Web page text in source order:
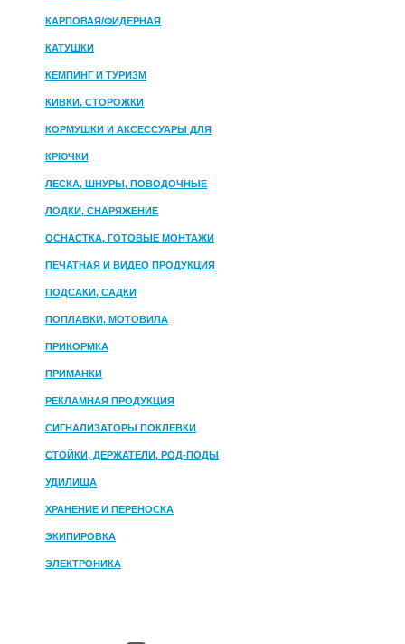
КАРПОВАЯ/ФИДЕРНАЯ
КАТУШКИ
КЕМПИНГ И ТУРИЗМ
КИВКИ, СТОРОЖКИ
КОРМУШКИ И АКСЕССУАРЫ ДЛЯ
ПРИКОРМКИ
КРЮЧКИ
ЛЕСКА, ШНУРЫ, ПОВОДОЧНЫЕ
МАТЕРИАЛЫ
ЛОДКИ, СНАРЯЖЕНИЕ
ОСНАСТКА, ГОТОВЫЕ МОНТАЖИ
ПЕЧАТНАЯ И ВИДЕО ПРОДУКЦИЯ
ПОДСАКИ, САДКИ
ПОПЛАВКИ, МОТОВИЛА
ПРИКОРМКА
ПРИМАНКИ
РЕКЛАМНАЯ ПРОДУКЦИЯ
СИГНАЛИЗАТОРЫ ПОКЛЕВКИ
СТОЙКИ, ДЕРЖАТЕЛИ, РОД-ПОДЫ
УДИЛИЩА
ХРАНЕНИЕ И ПЕРЕНОСКА
ЭКИПИРОВКА
ЭЛЕКТРОНИКА